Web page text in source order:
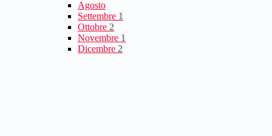
Agosto
Settembre 1
Ottobre 2
Novembre 1
Dicembre 2